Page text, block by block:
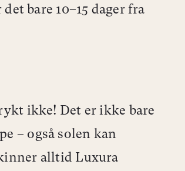
bare 10–15 dager fra
ikke! Det er ikke bare
– også solen kan
alltid Luxura